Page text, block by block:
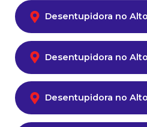
Desentupidora no
Desentupidora no
Desentupidora no